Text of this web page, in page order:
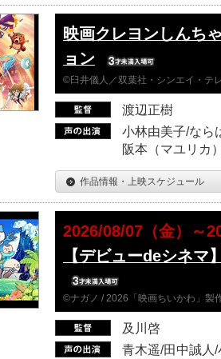
映画クレヨンしんち
ョン
©臼井儀人／双葉社・シンエイ・テ
渡辺正樹
小林由美子/なら
阪本（マユリカ
作品情報・上映スケジュール
2026/08/07（金）～
【デビューdeシネマ
©ナガノ / 2026「映画ちいかわ」製
及川啓
青木遥/田中誠人